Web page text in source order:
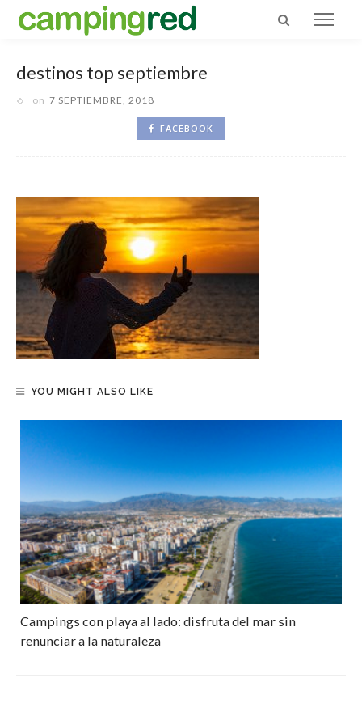
destinos top septiembre
on 7 SEPTIEMBRE, 2018
FACEBOOK
YOU MIGHT ALSO LIKE
Campings con playa al lado: disfruta del mar sin
renunciar a la naturaleza